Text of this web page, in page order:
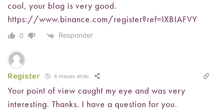
cool, your blog is very good.
https://www.binance.com/register?ref=IXBIAFVY
0 Responder
Register 4 meses atrás
Your point of view caught my eye and was very
interesting. Thanks. I have a question for you.